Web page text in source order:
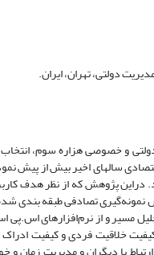
دولتی، تهران، ایران.
و خصوصی هزاره سوم،
سالهای اخیر بیش از پیش
نمونه‌گیری تصادفی طبقه بندی
خلاقیت فردی و کیفیت